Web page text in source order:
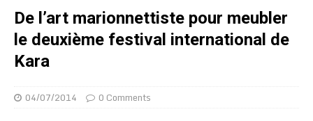
De l’art marionnettiste pour meubler
le deuxième festival international de
Kara
04/07/2014 0 Comments